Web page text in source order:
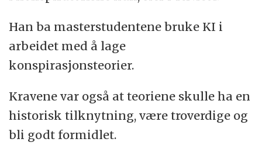
Han ba masterstudentene bruke KI i
arbeidet med å lage
konspirasjonsteorier.
Kravene var også at teoriene skulle ha en
historisk tilknytning, være troverdige og
bli godt formidlet.